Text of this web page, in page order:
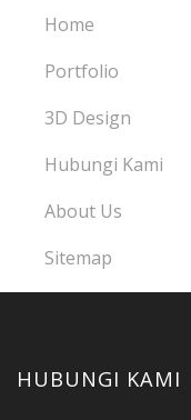
Home
Portfolio
3D Design
Hubungi Kami
About Us
Sitemap
HUBUNGI KAMI